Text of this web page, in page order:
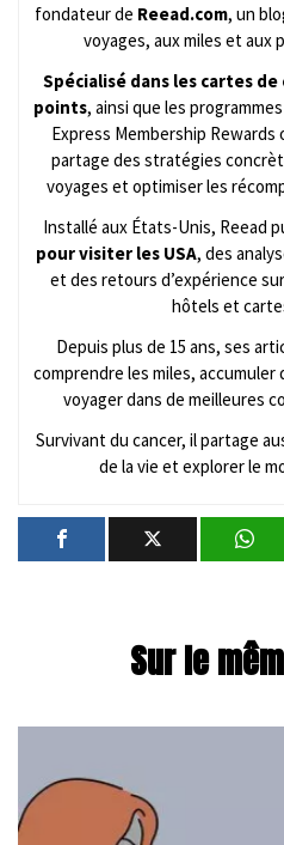
fondateur de Reead.com, un
voyages, aux miles et aux
Spécialisé dans les cartes
points, ainsi que les
Express Membership Rewards
partage des stratégies
voyages et optimiser les
Installé aux États-Unis, Reead
pour visiter les USA, des
et des retours d’expérience
hôtels et
Depuis plus de 15 ans, ses
comprendre les miles,
voyager dans de meilleures
Survivant du cancer, il partage
de la vie et explorer le
Sur le